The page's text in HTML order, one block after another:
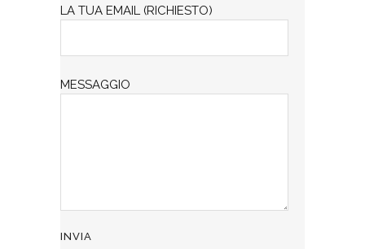
LA TUA EMAIL (RICHIESTO)
MESSAGGIO